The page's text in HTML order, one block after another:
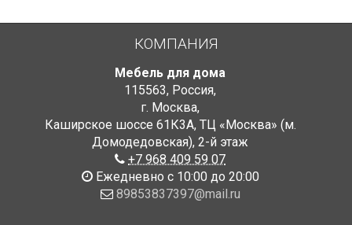
КОМПАНИЯ
Мебель для дома
115563, Россия,
г. Москва,
Каширское шоссе 61К3А, ТЦ «Москва» (м.
Домодедовская), 2-й этаж
+7 968 409 59 07
Ежедневно с 10:00 до 20:00
89853837397@mail.ru